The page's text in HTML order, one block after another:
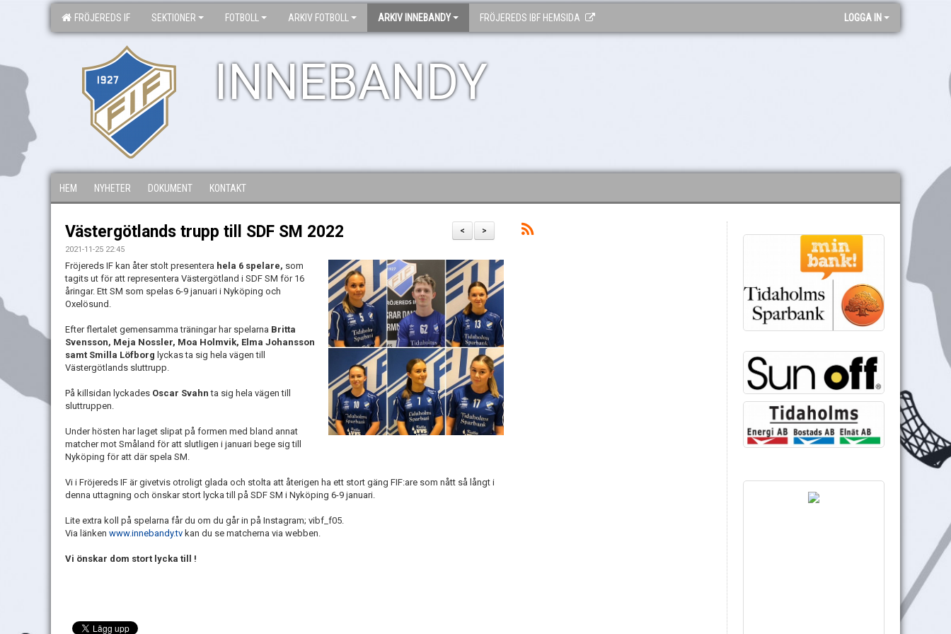
FRÖJEREDS IF SEKTIONER FOTBOLL ARKIV FOTBOLL ARKIV INNEBANDY FRÖJEREDS IBF HEMSIDA LOGGA IN
INNEBANDY
HEM NYHETER DOKUMENT KONTAKT
>
<
Västergötlands trupp till SDF SM 2022
2021-11-25 22:45
Fröjereds IF kan åter stolt presentera hela 6 spelare, som
tagits ut för att representera Västergötland i SDF SM för 16
åringar. Ett SM som spelas 6-9 januari i Nyköping och
Oxelösund.
Efter flertalet gemensamma träningar har spelarna Britta
Svensson, Meja Nossler, Moa Holmvik, Elma Johansson
samt Smilla Löfborg lyckas ta sig hela vägen till
Västergötlands sluttrupp.
På killsidan lyckades Oscar Svahn ta sig hela vägen till
sluttruppen.
Under hösten har laget slipat på formen med bland annat
matcher mot Småland för att slutligen i januari bege sig till
Nyköping för att där spela SM.
Vi i Fröjereds IF är givetvis otroligt glada och stolta att återigen ha ett stort gäng FIF:are som nått så långt i
denna uttagning och önskar stort lycka till på SDF SM i Nyköping 6-9 januari.
Lite extra koll på spelarna får du om du går in på Instagram; vibf_f05.
Via länken www.innebandy.tv kan du se matcherna via webben.
Vi önskar dom stort lycka till !